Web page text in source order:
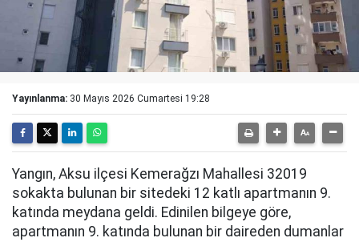
Yayınlanma: 30 Mayıs 2026 Cumartesi 19:28
Yangın, Aksu ilçesi Kemerağzı Mahallesi 32019
sokakta bulunan bir sitedeki 12 katlı apartmanın 9.
katında meydana geldi. Edinilen bilgeye göre,
apartmanın 9. katında bulunan bir daireden dumanlar